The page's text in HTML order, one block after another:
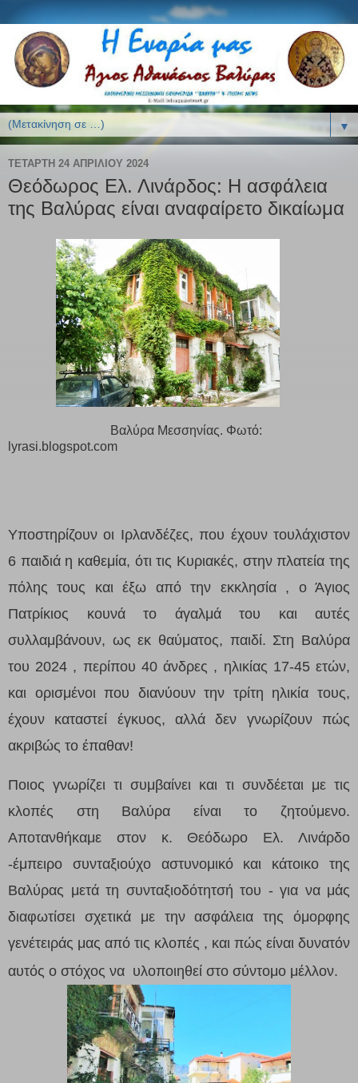
▼
ΤΕΤΆΡΤΗ 24 ΑΠΡΙΛΊΟΥ 2024
Θεόδωρος Ελ. Λινάρδος: Η ασφάλεια
της Βαλύρας είναι αναφαίρετο δικαίωμα
Βαλύρα Μεσσηνίας. Φωτό:
lyrasi.blogspot.com
Υποστηρίζουν οι Ιρλανδέζες, που έχουν τουλάχιστον
6 παιδιά η καθεμία, ότι τις Κυριακές, στην πλατεία της
πόλης τους και έξω από την εκκλησία , ο Άγιος
Πατρίκιος κουνά το άγαλμά του και αυτές
συλλαμβάνουν, ως εκ θαύματος, παιδί. Στη Βαλύρα
του 2024 , περίπου 40 άνδρες , ηλικίας 17-45 ετών,
και ορισμένοι που διανύουν την τρίτη ηλικία τους,
έχουν καταστεί έγκυος, αλλά δεν γνωρίζουν πώς
ακριβώς το έπαθαν!
Ποιος γνωρίζει τι συμβαίνει και τι συνδέεται με τις
κλοπές στη Βαλύρα είναι το ζητούμενο.
Αποτανθήκαμε στον κ. Θεόδωρο Ελ. Λινάρδο
-έμπειρο συνταξιούχο αστυνομικό και κάτοικο της
Βαλύρας μετά τη συνταξιοδότητσή του - για να μάς
διαφωτίσει σχετικά με την ασφάλεια της όμορφης
γενέτειράς μας από τις κλοπές , και πώς είναι δυνατόν
αυτός ο στόχος να υλοποιηθεί στο σύντομο μέλλον.